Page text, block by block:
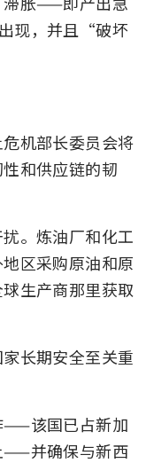
现，并且“破坏
机部长委员会将
和供应链的韧
。炼油厂和化工
区采购原油和原
生产商那里获取
长期安全至关重
——该国已占新加
——并确保与新西